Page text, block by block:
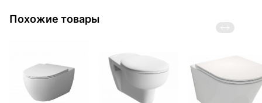
Похожие товары